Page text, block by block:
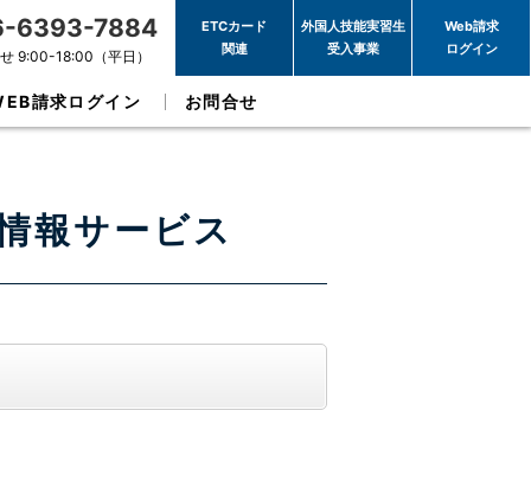
6393-7884
9:00-18:00（平日）
ETCカード
関連
外国人技能実習生
受入事業
Web請求
ログイン
請求ログイン お問合せ
報サービス